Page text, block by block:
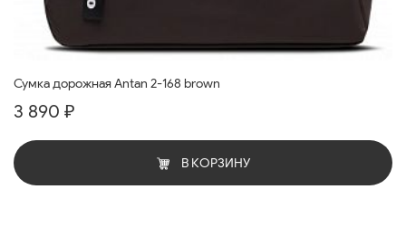
Сумка дорожная Antan 2-168 brown
3 890 ₽
В КОРЗИНУ